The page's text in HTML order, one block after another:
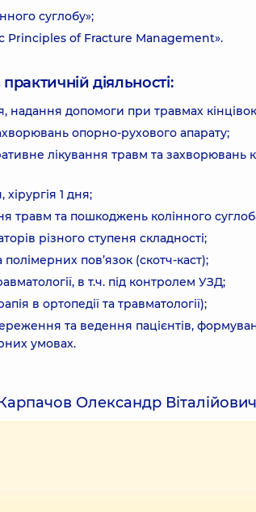
суглобу»;
Principles of Fracture Management».
діяльності:
надання допомоги при травмах
опорно-рухового апарату;
лікування травм та захворювань
хірургія 1 дня;
травм та пошкоджень колінного
різного ступеня складності;
пов’язок (скотч-каст);
в т.ч. під контролем УЗД;
в ортопедії та травматології);
та ведення пацієнтів,
умовах.
Олександр Віталійович